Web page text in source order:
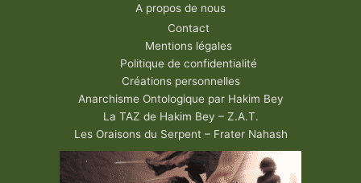
A propos de nous
Contact
Mentions légales
Politique de confidentialité
Créations personnelles
Anarchisme Ontologique par Hakim Bey
La TAZ de Hakim Bey – Z.A.T.
Les Oraisons du Serpent – Frater Nahash